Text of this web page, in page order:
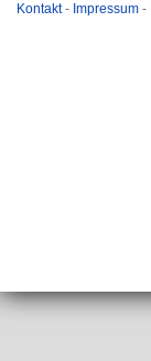
Kontakt- Impressum -